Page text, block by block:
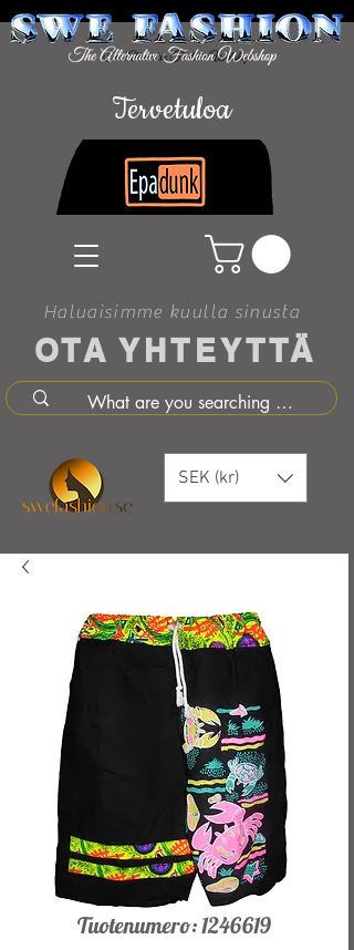
OTA YHTEYTTÄ
Haluaisimme kuulla sinusta
Tervetuloa
SEK (kr)
Tuotenumero: 1246619